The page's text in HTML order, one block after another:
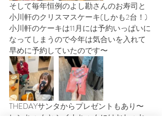
そして毎年恒例のよし勘さんのお寿司と
小川軒のクリスマスケーキ(しかも2台！)
小川軒のケーキは11月には予約いっぱいに
なってしまうので今年は気合いを入れて
早めに予約していたのです〜
THEDAYサンタからプレゼントもあり〜
レンちゃんとシイナちゃんにはおしゃれ